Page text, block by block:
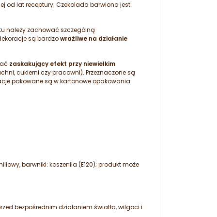
od lat receptury. Czekolada barwiona jest
należy zachować szczególną
są bardzowrażliwe na działanie
zaskakujący efekt przy niewielkim
cukierni czy pracowni). Przeznaczone są
pakowane są w kartonowe opakowania
barwniki: koszenila (E120); produkt może
bezpośrednim działaniem światła, wilgoci i